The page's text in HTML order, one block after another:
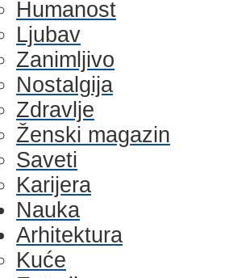
Humanost
Ljubav
Zanimljivo
Nostalgija
Zdravlje
Ženski magazin
Saveti
Karijera
Nauka
Arhitektura
Kuće